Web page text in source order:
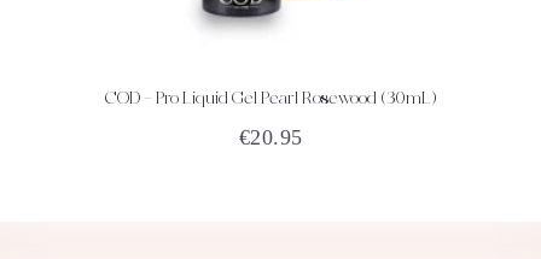
ACHETEZ DÉTAILS
COD – Pro Liquid Gel Pearl Rosewood (30mL)
€20.95